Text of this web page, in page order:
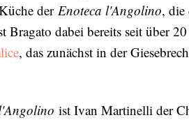
der Enoteca l'Angolino, die
Bragato dabei bereits seit über
, das zunächst in der
ist Ivan Martinelli der